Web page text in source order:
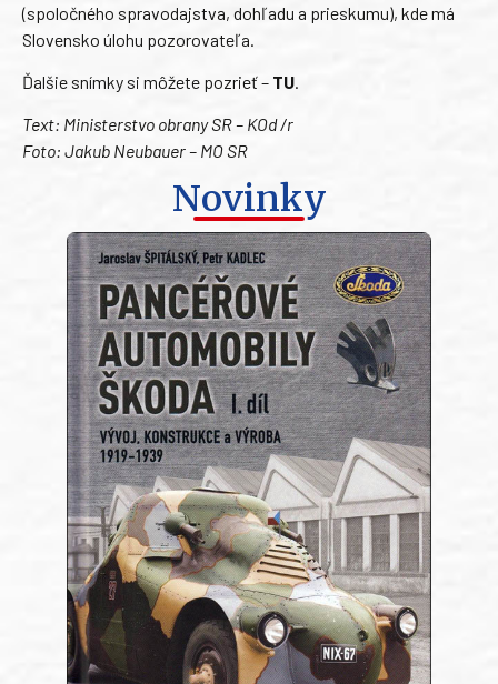
(spoločného spravodajstva, dohľadu a prieskumu), kde má
Slovensko úlohu pozorovateľa.
Ďalšie snímky si môžete pozrieť – TU.
Text: Ministerstvo obrany SR – KOd /r
Foto: Jakub Neubauer – MO SR
Novinky